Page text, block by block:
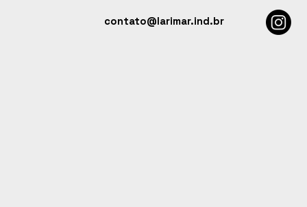
contato@larimar.ind.br